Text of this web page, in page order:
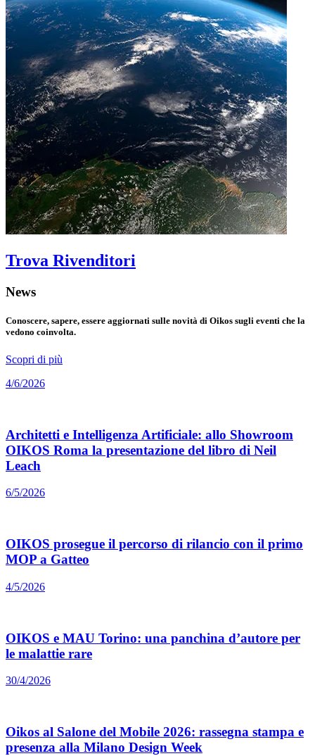
Trova Rivenditori
News
Conoscere, sapere, essere aggiornati sulle novità di Oikos sugli eventi che la
vedono coinvolta.
Scopri di più
4/6/2026
Architetti e Intelligenza Artificiale: allo Showroom
OIKOS Roma la presentazione del libro di Neil
Leach
6/5/2026
OIKOS prosegue il percorso di rilancio con il primo
MOP a Gatteo
4/5/2026
OIKOS e MAU Torino: una panchina d’autore per
le malattie rare
30/4/2026
Oikos al Salone del Mobile 2026: rassegna stampa e
presenza alla Milano Design Week